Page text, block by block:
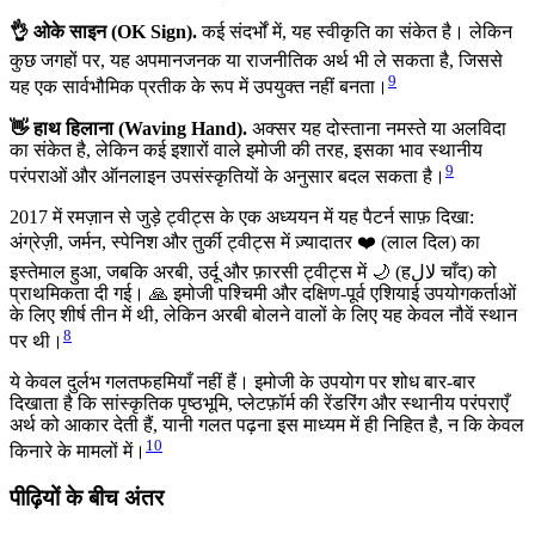
👌 ओके साइन (OK Sign).कई संदर्भों में, यह स्वीकृति का संकेत है। लेकिन
कुछ जगहों पर, यह अपमानजनक या राजनीतिक अर्थ भी ले सकता है, जिससे
यह एक सार्वभौमिक प्रतीक के रूप में उपयुक्त नहीं बनता। 9
👋 हाथ हिलाना (Waving Hand). अक्सर यह दोस्ताना नमस्ते या अलविदा
का संकेत है, लेकिन कई इशारों वाले इमोजी की तरह, इसका भाव स्थानीय
परंपराओं और ऑनलाइन उपसंस्कृतियों के अनुसार बदल सकता है। 9
2017 में रमज़ान से जुड़े ट्वीट्स के एक अध्ययन में यह पैटर्न साफ़ दिखा:
अंग्रेज़ी, जर्मन, स्पेनिश और तुर्की ट्वीट्स में ज़्यादातर ❤️ (लाल दिल) का
इस्तेमाल हुआ, जबकि अरबी, उर्दू और फ़ारसी ट्वीट्स में 🌙 (हلال चाँद) को
प्राथमिकता दी गई। 🙏 इमोजी पश्चिमी और दक्षिण-पूर्व एशियाई उपयोगकर्ताओं
के लिए शीर्ष तीन में थी, लेकिन अरबी बोलने वालों के लिए यह केवल नौवें स्थान
पर थी। 8
ये केवल दुर्लभ गलतफहमियाँ नहीं हैं। इमोजी के उपयोग पर शोध बार-बार
दिखाता है कि सांस्कृतिक पृष्ठभूमि, प्लेटफ़ॉर्म की रेंडरिंग और स्थानीय परंपराएँ
अर्थ को आकार देती हैं, यानी गलत पढ़ना इस माध्यम में ही निहित है, न कि केवल
किनारे के मामलों में। 10
पीढ़ियों के बीच अंतर